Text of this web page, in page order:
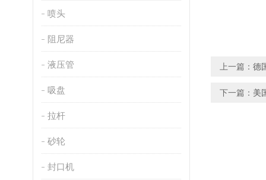
喷头
阻尼器
液压管
吸盘
拉杆
砂轮
封口机
上一篇： 德
下一篇： 美